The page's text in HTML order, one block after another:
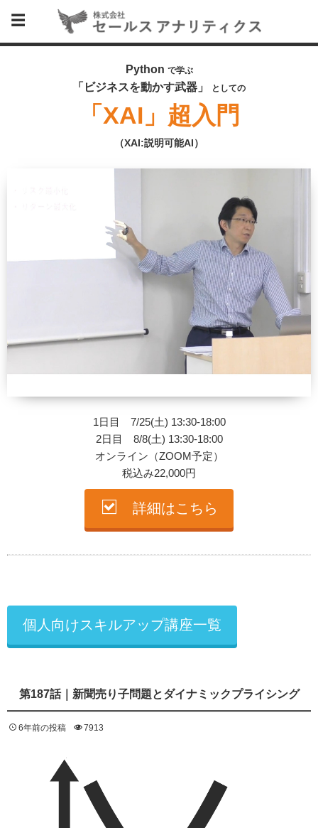
Python で学ぶ
「ビジネスを動かす武器」 としての
「XAI」超入門
（XAI:説明可能AI）
1日目 7/25(土) 13:30-18:00
2日目 8/8(土) 13:30-18:00
オンライン（ZOOM予定）
税込み22,000円
詳細はこちら
個人向けスキルアップ講座一覧
第187話｜新聞売り子問題とダイナミックプライシング
6年前の投稿 7913